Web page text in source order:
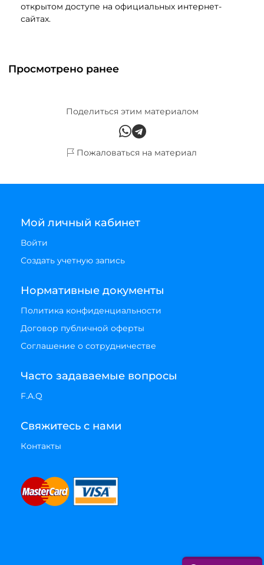
открытом доступе на официальных интернет-
сайтах.
Просмотрено ранее
Поделиться этим материалом
Пожаловаться на материал
Мой личный кабинет
Войти
Создать учетную запись
Нормативные документы
Политика конфиденциальности
Договор публичной оферты
Соглашение о сотрудничестве
Часто задаваемые вопросы
F.A.Q
Свяжитесь с нами
Контакты